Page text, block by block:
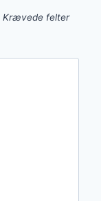
Krævede felter